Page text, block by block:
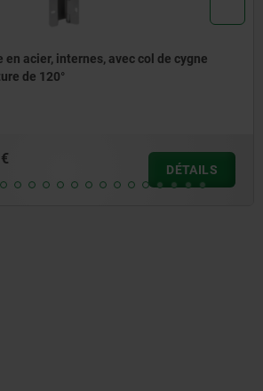
Charnières à tige en acier, internes, avec
et angle d’ouverture de 90°
à partir de
hors frais d’envoi